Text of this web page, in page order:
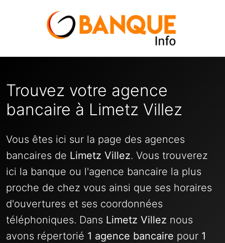
Trouvez votre agence
bancaire à Limetz Villez
Vous êtes ici sur la page des agences
bancaires de Limetz Villez. Vous trouverez
ici la banque ou l'agence bancaire la plus
proche de chez vous ainsi que ses horaires
d'ouvertures et ses coordonnées
téléphoniques. Dans Limetz Villez nous
avons répertorié 1 agence bancaire pour 1